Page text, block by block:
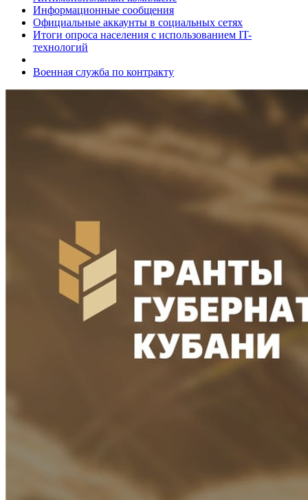
Информационные сообщения
Официальные аккаунты в социальных сетях
Итоги опроса населения с использованием IT-
технологий
Военная служба по контракту